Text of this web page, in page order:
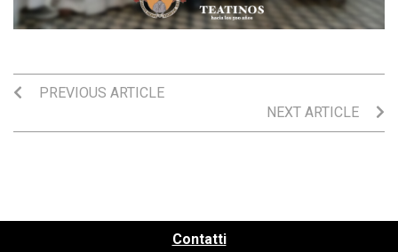
PREVIOUS ARTICLE
NEXT ARTICLE
Contatti